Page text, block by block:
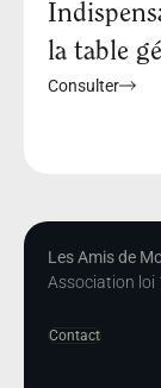
la table
Consulter
Les Amis de
Association loi
Contact